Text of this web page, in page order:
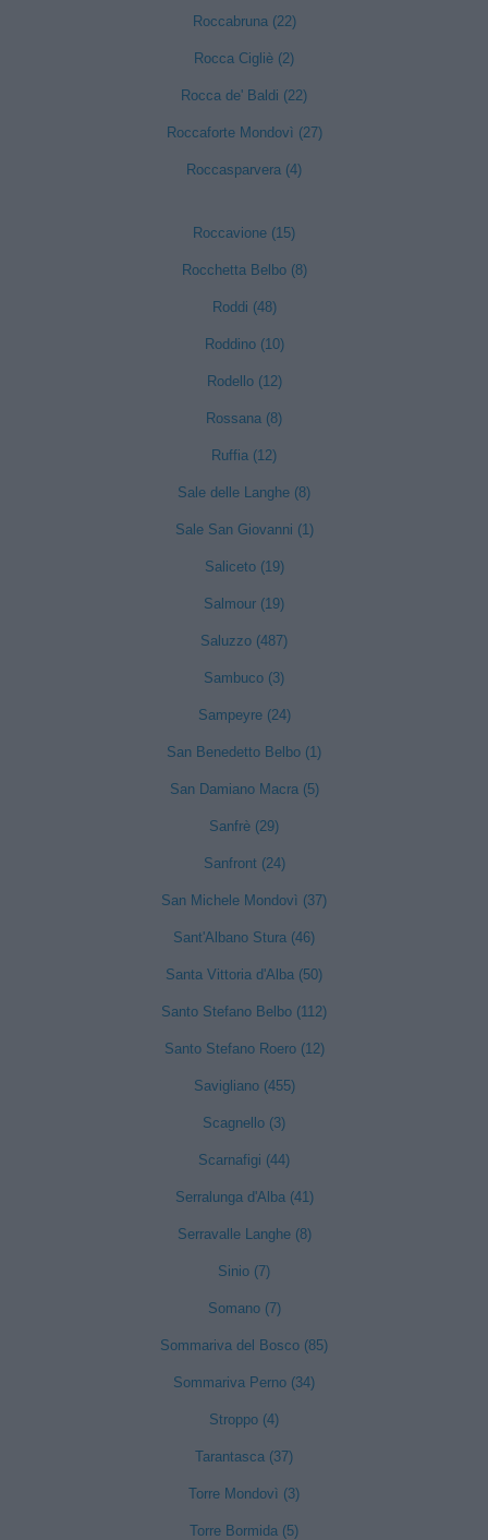
Roccabruna (22)
Rocca Cigliè (2)
Rocca de' Baldi (22)
Roccaforte Mondovì (27)
Roccasparvera (4)
Roccavione (15)
Rocchetta Belbo (8)
Roddi (48)
Roddino (10)
Rodello (12)
Rossana (8)
Ruffia (12)
Sale delle Langhe (8)
Sale San Giovanni (1)
Saliceto (19)
Salmour (19)
Saluzzo (487)
Sambuco (3)
Sampeyre (24)
San Benedetto Belbo (1)
San Damiano Macra (5)
Sanfrè (29)
Sanfront (24)
San Michele Mondovì (37)
Sant'Albano Stura (46)
Santa Vittoria d'Alba (50)
Santo Stefano Belbo (112)
Santo Stefano Roero (12)
Savigliano (455)
Scagnello (3)
Scarnafigi (44)
Serralunga d'Alba (41)
Serravalle Langhe (8)
Sinio (7)
Somano (7)
Sommariva del Bosco (85)
Sommariva Perno (34)
Stroppo (4)
Tarantasca (37)
Torre Mondovì (3)
Torre Bormida (5)